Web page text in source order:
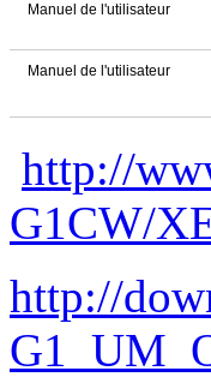
Manuel de l'utilisateur
Manuel de l'utilisateur
http://
G1CW/
http://